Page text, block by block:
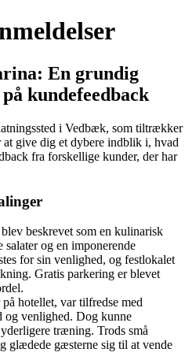
En grundig
kundefeedback
i Vedbæk, som tiltrækker
give dig et dybere indblik i, hvad
fra forskellige kunder, der har
beskrevet som en kulinarisk
salater og en imponerende
for sin venlighed, og festlokalet
Gratis parkering er blevet
hotellet, var tilfredse med
og venlighed. Dog kunne
træning. Trods små
glædede gæsterne sig til at vende